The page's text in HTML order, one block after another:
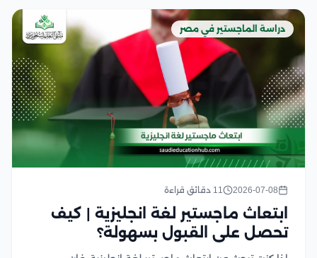
دراسة الماجستير في مصر
2026-07-08 11 دقائق قراءة
ابتعاث ماجستير لغة انجليزية | كيف
تحصل على القبول بسهولة؟